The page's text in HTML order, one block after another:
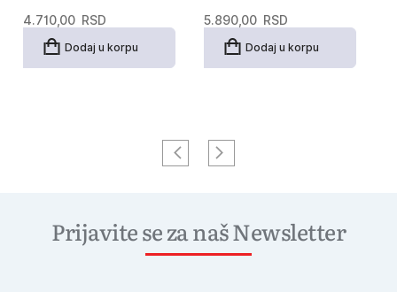
4.710,00 RSD
Dodaj u korpu
5.890,00 RSD
Dodaj u korpu
Prijavite se za naš Newsletter